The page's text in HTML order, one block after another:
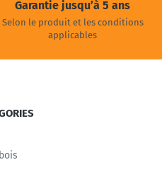
Garantie jusqu’à 5 ans
Selon le produit et les conditions
applicables